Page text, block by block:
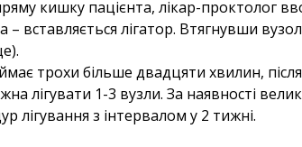
кишку пацієнта, лікар-проктолог
– вставляється лігатор. Втягнувши
трохи більше двадцяти хвилин,
лігувати 1-3 вузли. За наявності
лігування з інтервалом у 2 тижні.